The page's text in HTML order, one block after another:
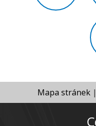
Mapa stránek |